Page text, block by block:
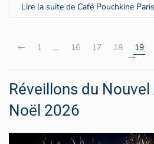
Lire la suite de Café Pouchkine Paris
1 … 16 17 18 19
Réveillons du
Noël 2026